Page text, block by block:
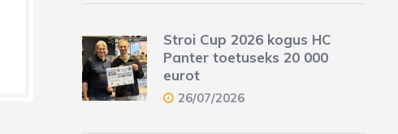
Stroi Cup 2026 kogus HC
Panter toetuseks 20 000
eurot
26/07/2026